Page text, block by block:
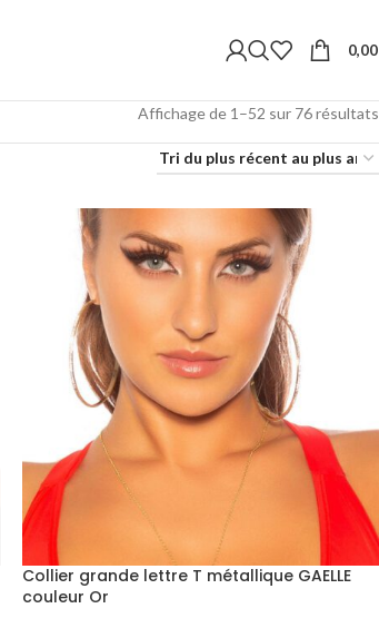
Affichage de 1–52 sur 76 résultats
Collier grande lettre T métallique GAELLE
couleur Or